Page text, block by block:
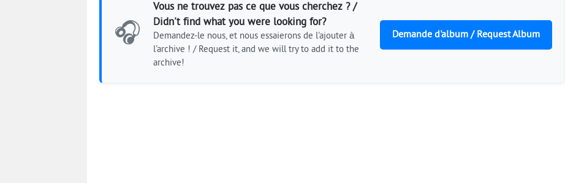
🎧
Vous ne trouvez pas ce que vous cherchez ? /
Didn't find what you were looking for?
Demandez-le nous, et nous essaierons de l'ajouter à
l'archive ! / Request it, and we will try to add it to the
archive!
Demande d'album / Request Album